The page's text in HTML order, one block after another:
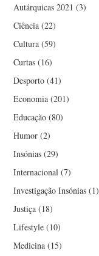
Autárquicas 2021 (3)
Ciência (22)
Cultura (59)
Curtas (16)
Desporto (41)
Economia (201)
Educação (80)
Humor (2)
Insónias (29)
Internacional (7)
Investigação Insónias (1)
Justiça (18)
Lifestyle (10)
Medicina (15)